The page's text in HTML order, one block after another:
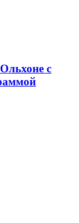
с